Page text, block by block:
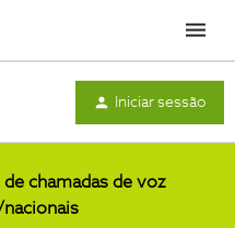
Menu
Iniciar sessão
chamadas de voz